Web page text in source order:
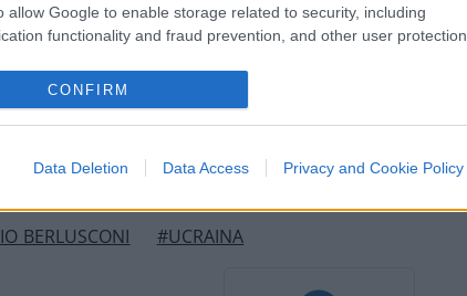
allow Google to enable storage related to security, including
functionality and fraud prevention, and other user protection.
CONFIRM
Data Deletion Data Access Privacy and Cookie Policy
stato fatto.Diamo allora voce al popolo
uscire dalla Nato e neppure
BERLUSCONI #UCRAINA